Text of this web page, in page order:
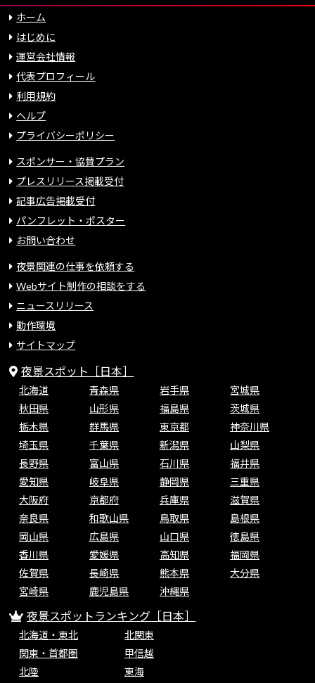
ホーム
はじめに
運営会社情報
代表プロフィール
利用規約
ヘルプ
プライバシーポリシー
スポンサー・協賛プラン
プレスリリース掲載受付
記事広告掲載受付
パンフレット・ポスター
お問い合わせ
夜景関連の仕事を依頼する
Webサイト制作の相談をする
ニュースリリース
動作環境
サイトマップ
夜景スポット［日本］
北海道 青森県 岩手県
宮城県
秋田県
山形県 福島県
茨城県
栃木県
群馬県 東京都
神奈川県
埼玉県
千葉県 新潟県
山梨県
長野県
富山県 石川県
福井県
愛知県
岐阜県 静岡県
三重県
大阪府
京都府 兵庫県
滋賀県
奈良県
和歌山県 鳥取県
島根県
岡山県
広島県 山口県
徳島県
香川県
愛媛県 高知県
福岡県
佐賀県
長崎県 熊本県
大分県
宮崎県
鹿児島県 沖縄県
夜景スポットランキング［日本］
北海道・東北
北関東
関東・首都圏
甲信越
北陸
東海